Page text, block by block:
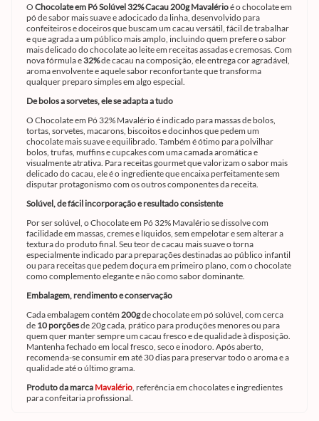
O Chocolate em Pó Solúvel 32% Cacau 200g Mavalérioé o chocolate em
pó de sabor mais suave e adocicado da linha, desenvolvido para
confeiteiros e doceiros que buscam um cacau versátil, fácil de trabalhar
e que agrada a um público mais amplo, incluindo quem prefere o sabor
mais delicado do chocolate ao leite em receitas assadas e cremosas. Com
nova fórmula e32%de cacau na composição, ele entrega cor agradável,
aroma envolvente e aquele sabor reconfortante que transforma
qualquer preparo simples em algo especial.
De bolos a sorvetes, ele se adapta a tudo
O Chocolate em Pó 32% Mavalério é indicado para massas de bolos,
tortas, sorvetes, macarons, biscoitos e docinhos que pedem um
chocolate mais suave e equilibrado. Também é ótimo para polvilhar
bolos, trufas, muffins e cupcakes com uma camada aromática e
visualmente atrativa. Para receitas gourmet que valorizam o sabor mais
delicado do cacau, ele é o ingrediente que encaixa perfeitamente sem
disputar protagonismo com os outros componentes da receita.
Solúvel, de fácil incorporação e resultado consistente
Por ser solúvel, o Chocolate em Pó 32% Mavalério se dissolve com
facilidade em massas, cremes e líquidos, sem empelotar e sem alterar a
textura do produto final. Seu teor de cacau mais suave o torna
especialmente indicado para preparações destinadas ao público infantil
ou para receitas que pedem doçura em primeiro plano, com o chocolate
como complemento elegante e não como sabor dominante.
Embalagem, rendimento e conservação
Cada embalagem contém 200gde chocolate em pó solúvel, com cerca
de 10 porçõesde 20g cada, prático para produções menores ou para
quem quer manter sempre um cacau fresco e de qualidade à disposição.
Mantenha fechado em local fresco, seco e inodoro. Após aberto,
recomenda-se consumir em até 30 dias para preservar todo o aroma e a
qualidade até o último grama.
Produto da marca Mavalério , referência em chocolates e ingredientes
para confeitaria profissional.